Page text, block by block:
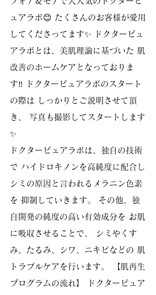
ュアラボ😊 たくさんのお客様が愛用
してくださってます✨ ドクターピュ
アラボとは、美肌理論に基づいた 肌
改善のホームケアとなっておりま
す‼️ ドクターピュアラボのスタート
の際は しっかりとご説明させて頂
き、 写真も撮影してスタートします
✨
ドクターピュアラボは、独自の技術
で ハイドロキノンを高純度に配合し
シミの原因と言われるメラニン色素
を 抑制していきます。 その他、独
自開発の純度の高い有効成分を お肌
に吸収させることで、 シミやくす
み、たるみ、シワ、ニキビなどの 肌
トラブルケアを行います。 【肌再生
プログラムの流れ】 ドクターピュア